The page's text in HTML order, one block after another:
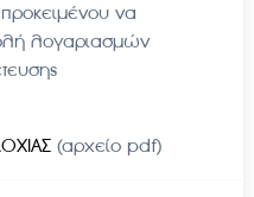
προκειμένου να
λογαριασμών
(αρχείο pdf)